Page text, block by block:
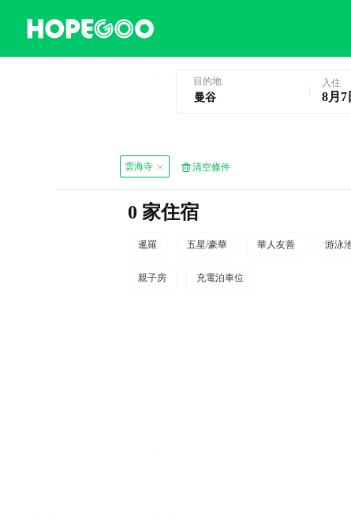
目的地 入住
8月7
雲海寺 清空條件
0 家住宿
暹羅 五星/豪華 華人友善 游泳
親子房 充電泊車位